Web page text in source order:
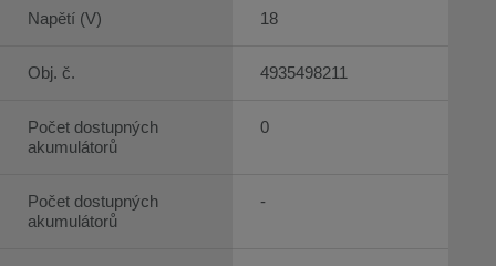
Napětí (V)
Obj. č.
Počet dostupných
akumulátorů
Počet dostupných
akumulátorů
18
4935498211
0
-